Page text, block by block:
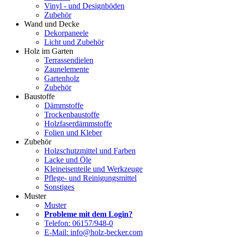
Vinyl - und Designböden
Zubehör
Wand und Decke
Dekorpaneele
Licht und Zubehör
Holz im Garten
Terrassendielen
Zaunelemente
Gartenholz
Zubehör
Baustoffe
Dämmstoffe
Trockenbaustoffe
Holzfaserdämmstoffe
Folien und Kleber
Zubehör
Holzschutzmittel und Farben
Lacke und Öle
Kleineisenteile und Werkzeuge
Pflege- und Reinigungsmittel
Sonstiges
Muster
Muster
Probleme mit dem Login?
Telefon: 06157/948-0
E-Mail: info@holz-becker.com